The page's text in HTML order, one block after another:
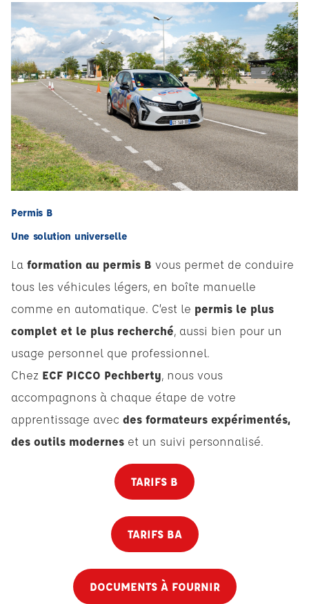
Permis B
Une solution universelle
La formation au permis B vous permet de conduire
tous les véhicules légers, en boîte manuelle
comme en automatique. C’est le permis le plus
complet et le plus recherché, aussi bien pour un
usage personnel que professionnel.
Chez ECF PICCO Pechberty, nous vous
accompagnons à chaque étape de votre
apprentissage avec des formateurs expérimentés,
des outils modernes et un suivi personnalisé.
TARIFS B
TARIFS BA
DOCUMENTS À FOURNIR